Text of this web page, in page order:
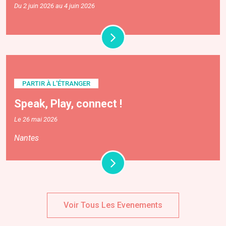
Du 2 juin 2026 au 4 juin 2026
PARTIR À L'ÉTRANGER
Speak, Play, connect !
Le 26 mai 2026
Nantes
Voir Tous Les Evenements